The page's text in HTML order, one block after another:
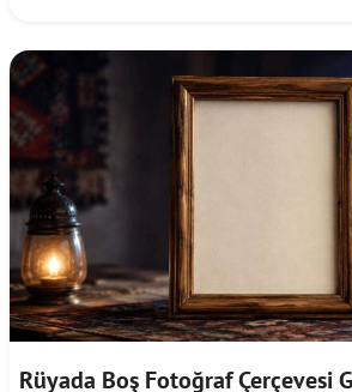
Rüyada Boş Fotoğraf Çerçevesi